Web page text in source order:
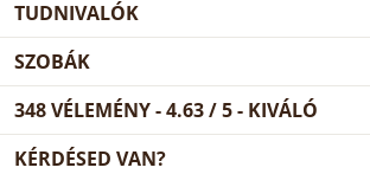
TUDNIVALÓK
SZOBÁK
348VÉLEMÉNY -4.63/5- KIVÁLÓ
KÉRDÉSED VAN?